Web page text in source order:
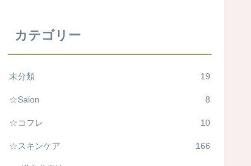
カテゴリー
未分類 19
☆Salon 8
☆コフレ 10
☆スキンケア 166